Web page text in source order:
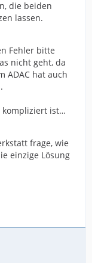
die beiden
lassen.
Fehler bitte
nicht geht, da
ADAC hat auch
kompliziert ist…
frage, wie
einzige Lösung